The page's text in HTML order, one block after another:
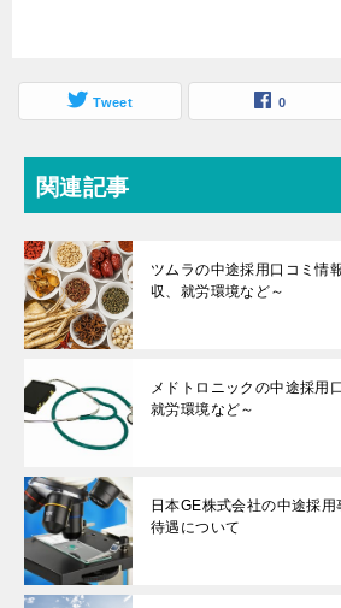
Tweet 0
関連記事
ツムラの中途採用口コミ情
収、就労環境など～
メドトロニックの中途採用
就労環境など～
日本GE株式会社の中途採用
待遇について